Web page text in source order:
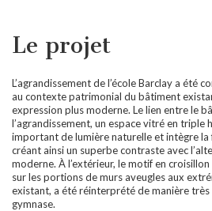
Le projet
L’agrandissement de l’école Barclay a été
au contexte patrimonial du bâtiment
expression plus moderne. Le lien entre le
l’agrandissement, un espace vitré en triple
important de lumière naturelle et intègre la
créant ainsi un superbe contraste avec
moderne. À l’extérieur, le motif en
sur les portions de murs aveugles aux
existant, a été réinterprété de manière très
gymnase.